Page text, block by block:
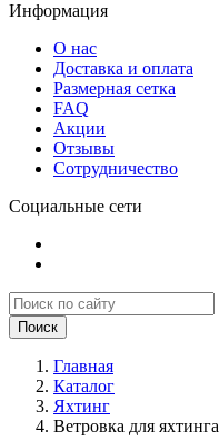
Информация
О нас
Доставка и оплата
Размерная сетка
FAQ
Акции
Отзывы
Сотрудничество
Социальные сети
Поиск
Главная
Каталог
Яхтинг
Ветровка для яхтинга